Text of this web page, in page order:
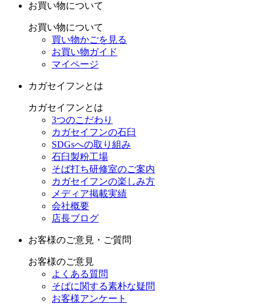
お買い物について
お買い物について
買い物かごを見る
お買い物ガイド
マイページ
カガセイフンとは
カガセイフンとは
3つのこだわり
カガセイフンの石臼
SDGsへの取り組み
石臼製粉工場
そば打ち研修室のご案内
カガセイフンの楽しみ方
メディア掲載実績
会社概要
店長ブログ
お客様のご意見・ご質問
お客様のご意見
よくある質問
そばに関する素朴な疑問
お客様アンケート